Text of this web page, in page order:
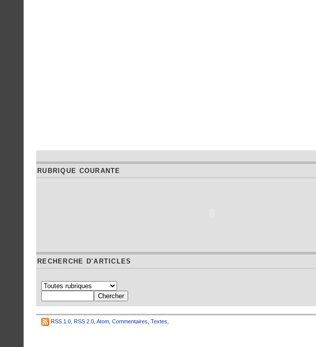
RUBRIQUE COURANTE
RECHERCHE D'ARTICLES
RSS 1.0 RSS 2.0 Atom Commentaires Textes